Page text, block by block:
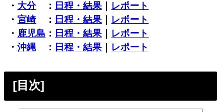
・ 大分： 日程・結果｜ レポート
・宮崎： 日程・結果｜ レポート
・ 鹿児島 ： 日程・結果｜ レポート
・沖縄 ： 日程・結果｜ レポート
[目次]